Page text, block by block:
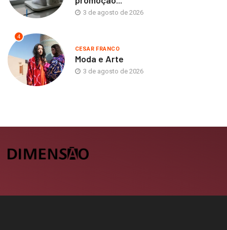
3 de agosto de 2026
4
CESAR FRANCO
Moda e Arte
3 de agosto de 2026